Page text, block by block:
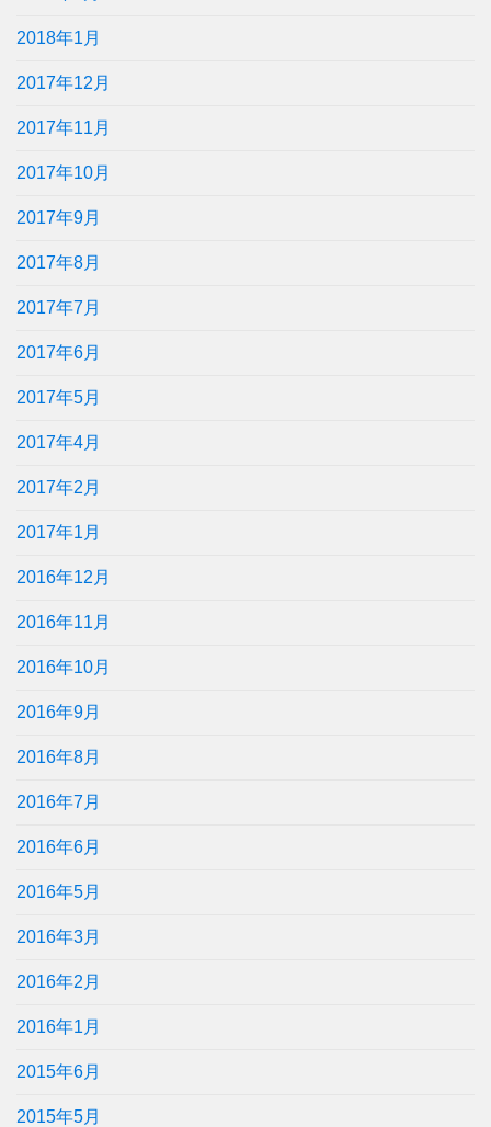
2018年1月
2017年12月
2017年11月
2017年10月
2017年9月
2017年8月
2017年7月
2017年6月
2017年5月
2017年4月
2017年2月
2017年1月
2016年12月
2016年11月
2016年10月
2016年9月
2016年8月
2016年7月
2016年6月
2016年5月
2016年3月
2016年2月
2016年1月
2015年6月
2015年5月